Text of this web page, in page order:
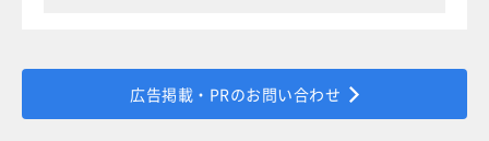
広告掲載・PRのお問い合わせ